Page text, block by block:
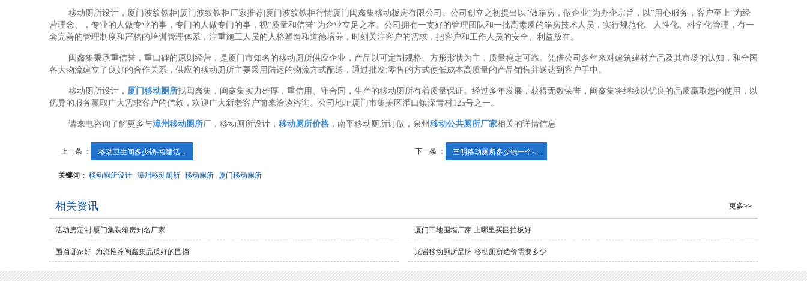
移动厕所设计，厦门波纹铁柜|厦门波纹铁柜厂家推荐|厦门波纹铁柜行情厦门闽鑫集移动板房有限公司。公司创立之初提出以“做箱房，做企业”为办企宗旨，以“用心服务，客户至上”为经
营理念、，专业的人做专业的事，专门的人做专门的事，视“质量和信誉”为企业立足之本。公司拥有一支好的管理团队和一批高素质的箱房技术人员，实行规范化、人性化、科学化管理，有一
套完善的管理制度和严格的培训管理体系，注重施工人员的人格塑造和道德培养，时刻关注客户的需求，把客户和工作人员的安全、利益放在。
闽鑫集秉承重信誉，重口碑的原则经营，是厦门市知名的移动厕所供应企业，产品以可定制规格、方形形状为主，质量稳定可靠。凭借公司多年来对建筑建材产品及其市场的认知，和全国
各大物流建立了良好的合作关系，供应的移动厕所主要采用陆运的物流方式配送，通过批发;零售的方式使低成本高质量的产品销售并送达到客户手中。
移动厕所设计， 厦门移动厕所找闽鑫集，闽鑫集实力雄厚，重信用、守合同，生产的移动厕所有着质量保证。经过多年发展，获得无数荣誉，闽鑫集将继续以优良的品质赢取您的使用，以
优异的服务赢取广大需求客户的信赖，欢迎广大新老客户前来洽谈咨询。公司地址厦门市集美区灌口镇深青村125号之一。
请来电咨询了解更多与漳州移动厕所厂，移动厕所设计， 移动厕所价格 ，南平移动厕所订做，泉州 移动公共厕所厂家相关的详情信息
上一条 ： 移动卫生间多少钱-福建活... 下一条 ： 三明移动厕所多少钱一个-...
关键词： 移动厕所设计 漳州移动厕所 移动厕所 厦门移动厕所
相关资讯 更多>>
活动房定制|厦门集装箱房知名厂家 厦门工地围墙厂家|上哪里买围挡板好
围挡哪家好_为您推荐闽鑫集品质好的围挡 龙岩移动厕所品牌-移动厕所造价需要多少